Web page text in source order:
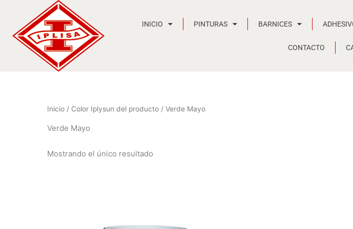
contenido
INICIO PINTURAS BARNICES
CONTACTO
Inicio / Color Iplysun del producto / Verde Mayo
Verde Mayo
Mostrando el único resultado
hasta